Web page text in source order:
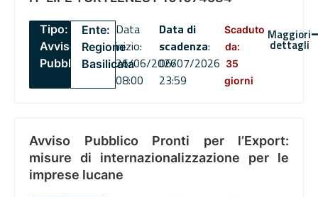
Tipo:
Avviso
Pubblico
Ente:
Regione
Basilicata
Data
inizio:
26/06/2026
08:00
Data di
scadenza:
06/07/2026
23:59
Scaduto
da:
35
giorni
Maggiori
dettagli
Avviso Pubblico Pronti per l’Export:
misure di internazionalizzazione per le
imprese lucane